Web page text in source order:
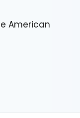
American